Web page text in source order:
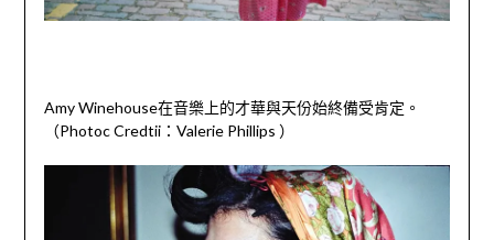
Amy Winehouse在音樂上的才華與天份始終備受肯定。
（Photoc Credtii：Valerie Phillips ）